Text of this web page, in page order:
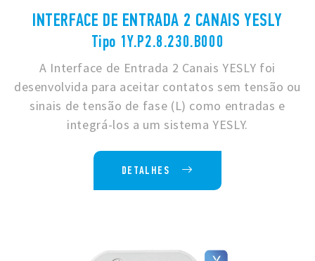
INTERFACE DE ENTRADA 2 CANAIS YESLY
Tipo 1Y.P2.8.230.B000
A Interface de Entrada 2 Canais YESLY foi
desenvolvida para aceitar contatos sem tensão ou
sinais de tensão de fase (L) como entradas e
integrá-los a um sistema YESLY.
DETALHES